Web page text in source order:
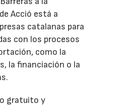
Acció está a
catalanas para
con los procesos
como la
la financiación o la
gratuito y